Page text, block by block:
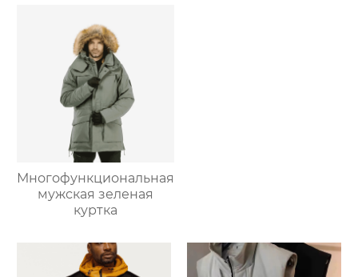
Многофункциональная
мужская зеленая
куртка